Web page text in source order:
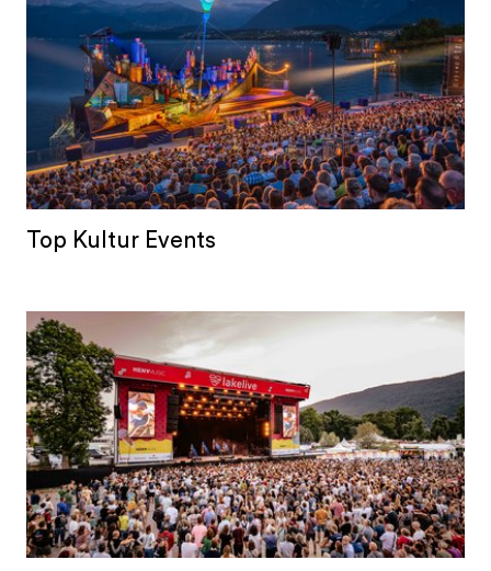
Rahmen für mitreissende Aufführungen.
Top Kultur Events